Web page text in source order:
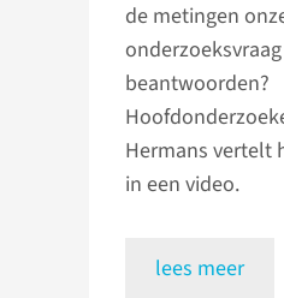
de metingen
beantwoorden?
Hermans vertelt
in een video.
lees meer